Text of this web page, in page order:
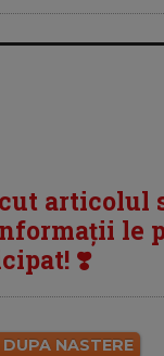
articolul
le
❣️
NASTERE